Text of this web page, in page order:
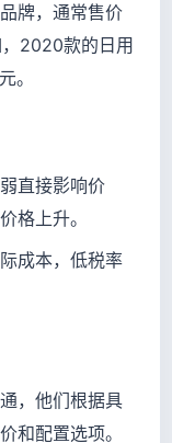
牌，通常售价
2020款的日用
。
直接影响价
格上升。
成本，低税率
，他们根据具
和配置选项。